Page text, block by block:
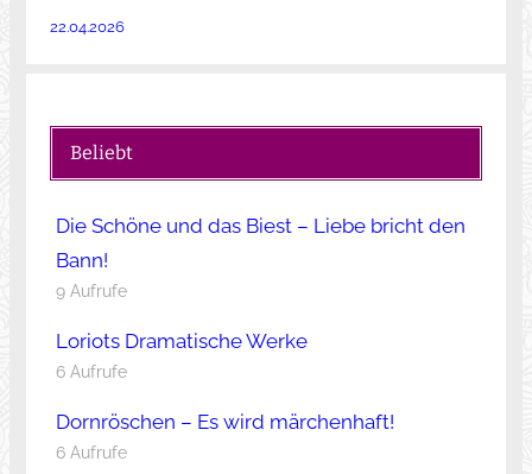
22.04.2026
Beliebt
Die Schöne und das Biest – Liebe bricht den
Bann!
9 Aufrufe
Loriots Dramatische Werke
6 Aufrufe
Dornröschen – Es wird märchenhaft!
6 Aufrufe